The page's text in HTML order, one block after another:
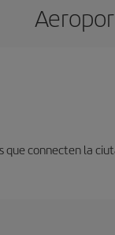
que connecten la